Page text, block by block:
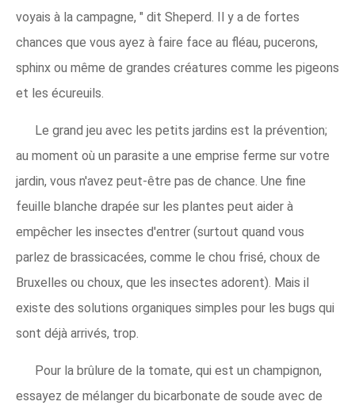
voyais à la campagne, " dit Sheperd. Il y a de fortes
chances que vous ayez à faire face au fléau, pucerons,
sphinx ou même de grandes créatures comme les pigeons
et les écureuils.
Le grand jeu avec les petits jardins est la prévention;
au moment où un parasite a une emprise ferme sur votre
jardin, vous n'avez peut-être pas de chance. Une fine
feuille blanche drapée sur les plantes peut aider à
empêcher les insectes d'entrer (surtout quand vous
parlez de brassicacées, comme le chou frisé, choux de
Bruxelles ou choux, que les insectes adorent). Mais il
existe des solutions organiques simples pour les bugs qui
sont déjà arrivés, trop.
Pour la brûlure de la tomate, qui est un champignon,
essayez de mélanger du bicarbonate de soude avec de